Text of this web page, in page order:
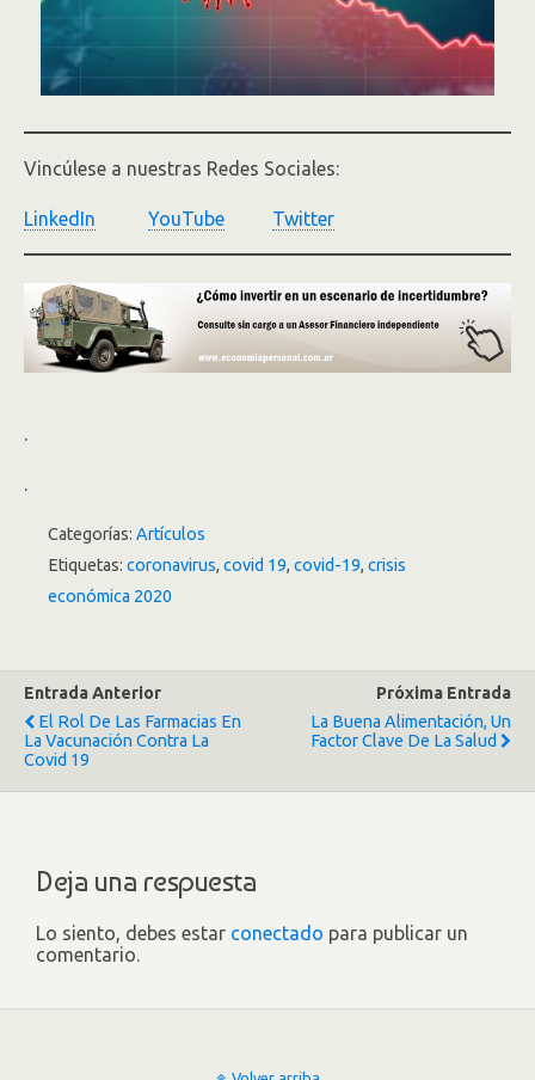
Vincúlese a nuestras Redes Sociales:
LinkedIn YouTube Twitter
.
.
Categorías: Artículos
Etiquetas: coronavirus, covid 19, covid-19, crisis
económica 2020
Entrada Anterior
El Rol De Las Farmacias En
La Vacunación Contra La
Covid 19
Próxima Entrada
La Buena Alimentación, Un
Factor Clave De La Salud
Deja una respuesta
Lo siento, debes estar conectado para publicar un
comentario.